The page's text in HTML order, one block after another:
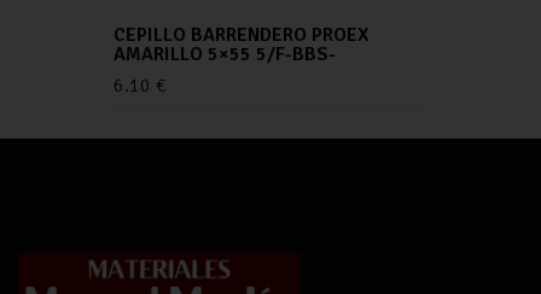
CEPILLO BARRENDERO PROEX
AMARILLO 5×55 5/F-BBS-
6.10 €